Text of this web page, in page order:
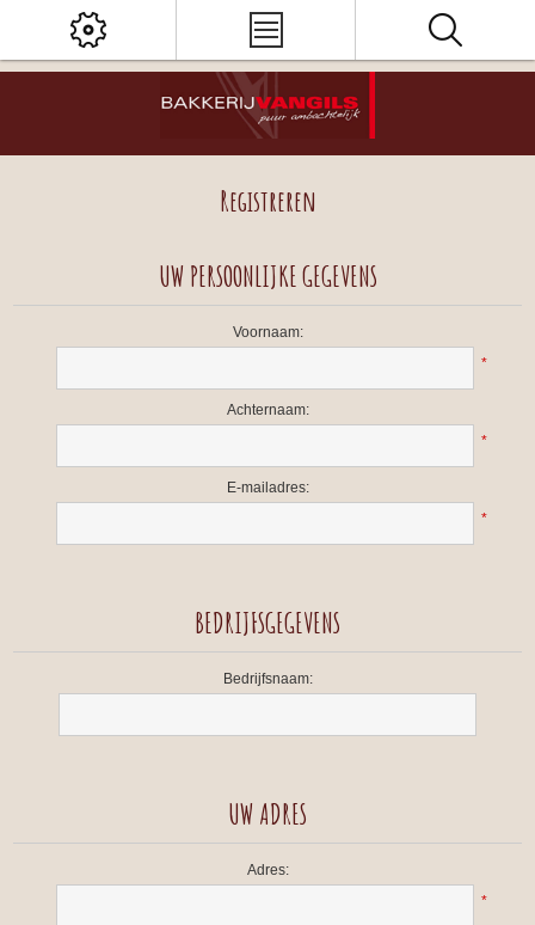
Registreren
UW PERSOONLIJKE GEGEVENS
Voornaam:
*
Achternaam:
*
E-mailadres:
*
BEDRIJFSGEGEVENS
Bedrijfsnaam:
UW ADRES
Adres:
*